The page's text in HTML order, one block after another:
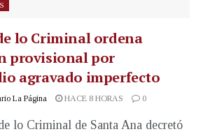
lo Criminal ordena
provisional por
agravado imperfecto
La Página HACE 8 HORAS 0
lo Criminal de Santa Ana decretó